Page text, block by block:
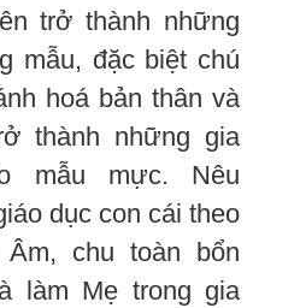
trở thành những
mẫu, đặc biệt chú
hoá bản thân và
thành những gia
mẫu mực. Nêu
dục con cái theo
chu toàn bổn
làm Mẹ trong gia